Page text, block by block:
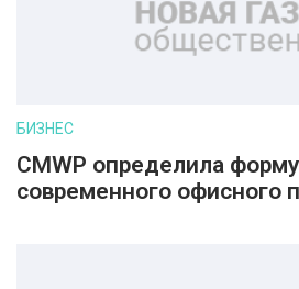
БИЗНЕС
CMWP определила
современного офисного